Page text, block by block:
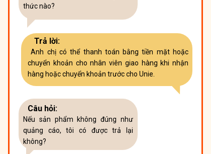
thức nào?
Trả lời:
Anh chị có thể thanh toán bằng tiền mặt hoặc
chuyển khoản cho nhân viên giao hàng khi nhận
hàng hoặc chuyển khoản trước cho Unie.
Câu hỏi:
Nếu sản phẩm không đúng như
quảng cáo, tôi có được trả lại
không?